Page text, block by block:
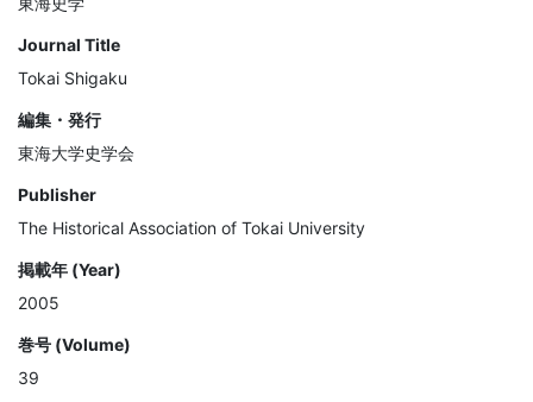
Journal Title
Tokai Shigaku
編集・発行
東海大学史学会
Publisher
The Historical Association of Tokai University
掲載年 (Year)
2005
巻号 (Volume)
39